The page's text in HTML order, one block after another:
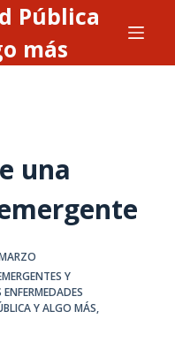
Pública
más
una
Y
Y ALGO MÁS,